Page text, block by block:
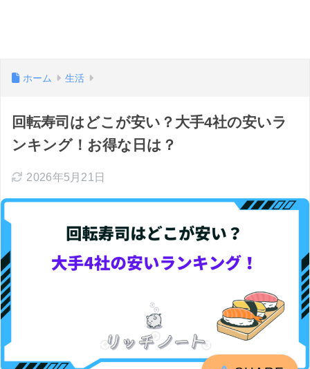
ホーム 生活
回転寿司はどこが安い？大手4社の安いラ
ンキング！お得な日は？
2026年5月21日